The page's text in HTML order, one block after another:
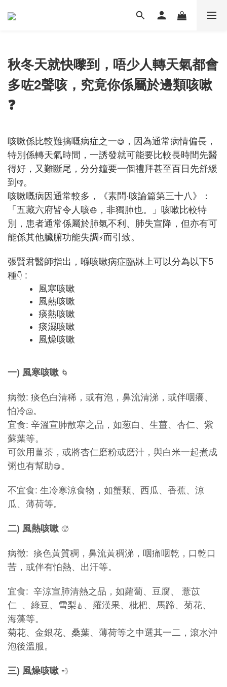
秋冬天就快嚟到，唔少人轉天氣都會
多咗2聲咳，究竟你係屬於邊類咳嗽
❓
咳嗽係比較難搞嘅病症之一😅 ，因為通常病情偏長，
特別係轉天氣時間，一誘發就可能要比較長時間先醫
得好，又難斷尾，分分鐘要一個禮拜甚至百日先舒緩
到👎。
咳嗽嘅病因通常較多，《素問·咳論篇第三十八》：
「五藏六府皆令人咳😷 ，非獨肺也。」咳嗽比較特
別，患者通常係屬於肺氣不利、肺失宣降，但亦有可
能係其他臟腑功能失調⚡️而引致。
張賢君醫師指出，喺咳嗽病症臨牀上可以分為以下5
種👇 :
風寒咳嗽
風熱咳嗽
痰熱咳嗽
痰濕咳嗽
風燥咳嗽
一) 風寒咳嗽 🌀
病徵: 痰色白清稀，或有泡，鼻流清涕，或伴咽癢、
怕冷🥶。
宜食: 辛溫宣肺散寒之品，如葱白、生薑、杏仁、紫
蘇葉等。
可飲用薑茶，或將杏仁磨粉或磨汁，與白米一起煮成
粥也有幫助😋。
不宜食: 生冷寒涼食物，如蟹類、西瓜、香蕉、涼
瓜、薄荷等。
二) 風熱咳嗽 🥵
病徵: 痰色黃質稠，鼻流黃稠涕，咽痛咽乾，口乾口
苦，或伴有怕熱、出汗等。
宜食: 辛涼宣肺清熱之品，如蘿蔔、豆腐、 薏苡
仁 、綠豆、雪梨🍐 、羅漢果、枇杷、馬蹄、菊花、
海藻等。
菊花、金銀花、桑葉、薄荷等之中選其一二，滾水沖
泡後溫服。
三) 風燥咳嗽 💨